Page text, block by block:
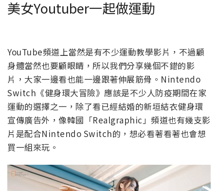
美女Youtuber一起做運動
YouTube頻道上當然是有不少運動教學影片，不過顧
身體當然也要顧眼睛，所以我們分享幾個不錯的影
片，大家一邊看也能一邊跟著伸展筋骨。Nintendo
Switch《健身環大冒險》應該是不少人防疫期間在家
運動的選擇之一，除了看已經結婚的新垣結衣健身環
宣傳廣告外，像韓國「Realgraphic」頻道也有幾支影
片是配合Nintendo Switch的，想必看著看著也會想
買一組來玩。